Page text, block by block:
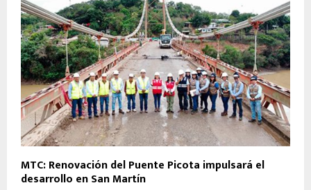
MTC: Renovación del Puente Picota impulsará el
desarrollo en San Martín